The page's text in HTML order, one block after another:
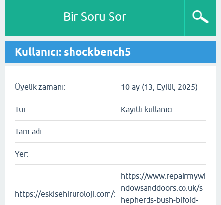
Bir Soru Sor
Kullanıcı: shockbench5
Üyelik zamanı: 10 ay (13, Eylül, 2025)
Tür: Kayıtlı kullanıcı
Tam adı:
Yer:
https://eskisehiruroloji.com/:
https://www.repairmywi
ndowsanddoors.co.uk/s
hepherds-bush-bifold-